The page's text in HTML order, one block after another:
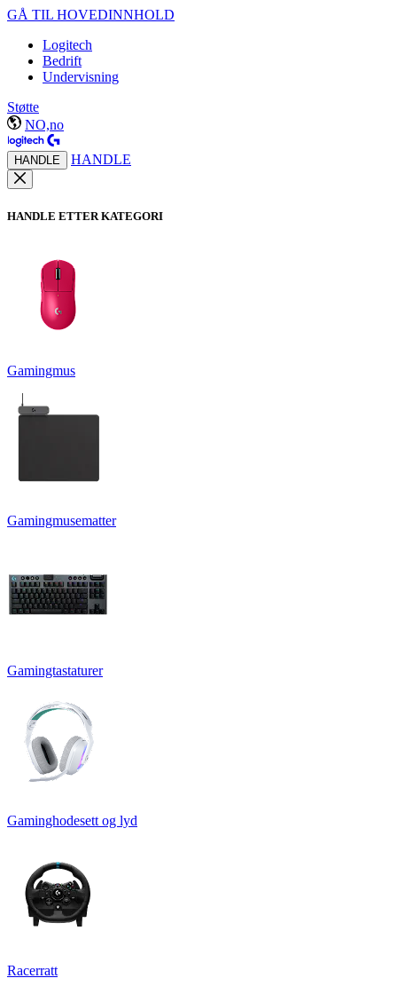
GÅ TIL HOVEDINNHOLD
Logitech
Bedrift
Undervisning
Støtte
NO,no
HANDLE HANDLE
HANDLE ETTER KATEGORI
Gamingmus
Gamingmusematter
Gamingtastaturer
Gaminghodesett og lyd
Racerratt